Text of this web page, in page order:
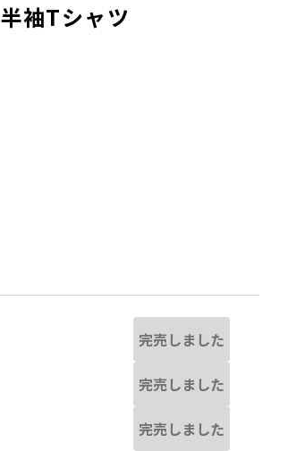
※撮影場所の関係上、着用画像は
袖Tシャツ
完売しました
完売しました
完売しました